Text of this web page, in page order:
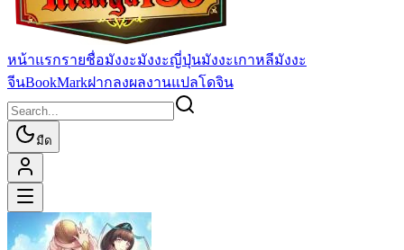
หน้าแรกรายชื่อมังงะมังงะญี่ปุ่นมังงะเกาหลีมังงะ
จีนBookMarkฝากลงผลงานแปลโดจิน
มืด